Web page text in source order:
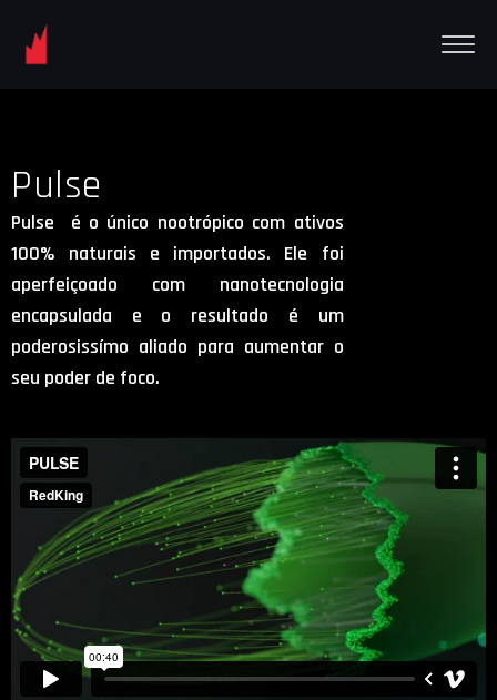
Pulse
Pulse é o único nootrópico com ativos
100% naturais e importados. Ele foi
aperfeiçoado com nanotecnologia
encapsulada e o resultado é um
poderosissímo aliado para aumentar o
seu poder de foco.